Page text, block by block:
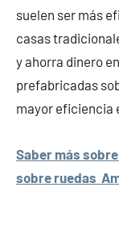
suelen ser más
casas
y ahorra dinero
prefabricadas
mayor eficiencia
Saber más
sobre ruedas